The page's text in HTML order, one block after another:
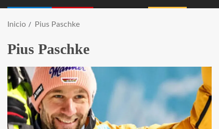
Inicio Pius Paschke
Pius Paschke